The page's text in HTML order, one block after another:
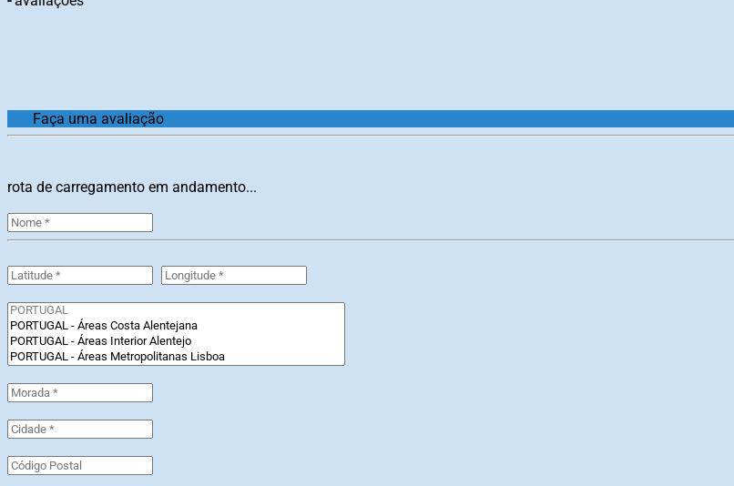
Faça uma avaliação
rota de carregamento em andamento...